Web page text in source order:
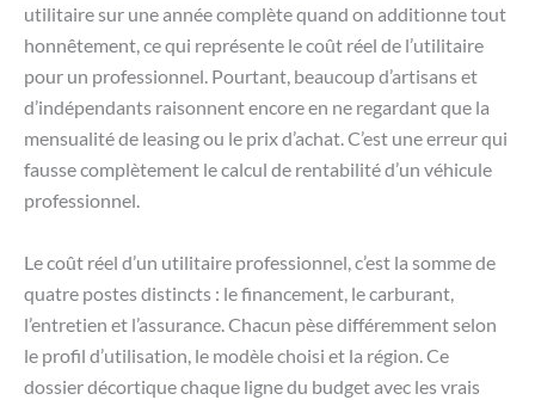
utilitaire sur une année complète quand on additionne tout
honnêtement, ce qui représente le coût réel de l’utilitaire
pour un professionnel. Pourtant, beaucoup d’artisans et
d’indépendants raisonnent encore en ne regardant que la
mensualité de leasing ou le prix d’achat. C’est une erreur qui
fausse complètement le calcul de rentabilité d’un véhicule
professionnel.
Le coût réel d’un utilitaire professionnel, c’est la somme de
quatre postes distincts : le financement, le carburant,
l’entretien et l’assurance. Chacun pèse différemment selon
le profil d’utilisation, le modèle choisi et la région. Ce
dossier décortique chaque ligne du budget avec les vrais